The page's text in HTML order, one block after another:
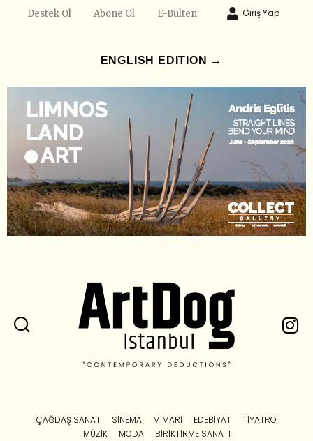
Destek Ol Abone Ol E-Bülten Giriş Yap
ENGLISH EDITION →
ÇAĞDAŞ SANAT SINEMA MIMARI EDEBIYAT
TIYATRO
MÜZIK
MODA
BIRIKTIRME SANATI